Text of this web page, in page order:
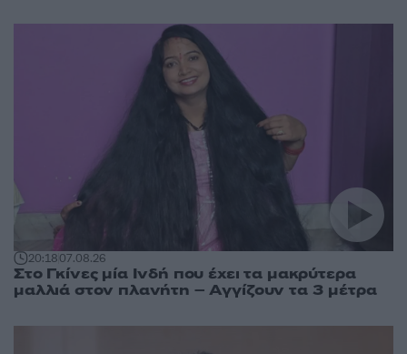
20:1807.08.26
Στο Γκίνες μία Ινδή που έχει τα μακρύτερα
μαλλιά στον πλανήτη – Αγγίζουν τα 3 μέτρα